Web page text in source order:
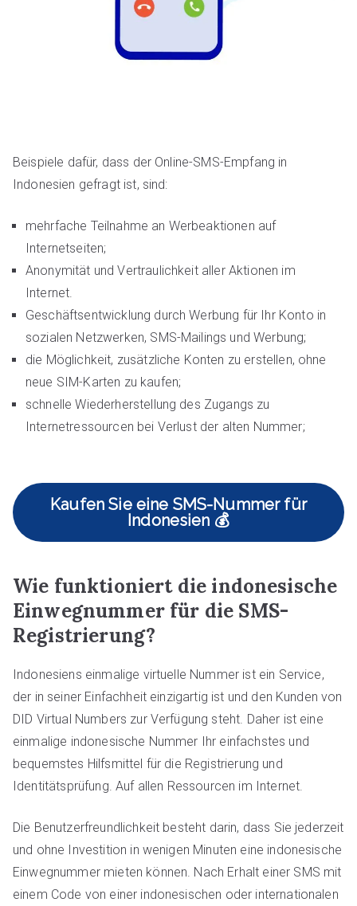
Beispiele dafür, dass der Online-SMS-Empfang in
Indonesien gefragt ist, sind:
mehrfache Teilnahme an Werbeaktionen auf
Internetseiten;
Anonymität und Vertraulichkeit aller Aktionen im
Internet.
Geschäftsentwicklung durch Werbung für Ihr Konto in
sozialen Netzwerken, SMS-Mailings und Werbung;
die Möglichkeit, zusätzliche Konten zu erstellen, ohne
neue SIM-Karten zu kaufen;
schnelle Wiederherstellung des Zugangs zu
Internetressourcen bei Verlust der alten Nummer;
Kaufen Sie eine SMS-Nummer für
Indonesien 💰
Wie funktioniert die indonesische
Einwegnummer für die SMS-
Registrierung?
Indonesiens einmalige virtuelle Nummer ist ein Service,
der in seiner Einfachheit einzigartig ist und den Kunden von
DID Virtual Numbers zur Verfügung steht. Daher ist eine
einmalige indonesische Nummer Ihr einfachstes und
bequemstes Hilfsmittel für die Registrierung und
Identitätsprüfung. Auf allen Ressourcen im Internet.
Die Benutzerfreundlichkeit besteht darin, dass Sie jederzeit
und ohne Investition in wenigen Minuten eine indonesische
Einwegnummer mieten können. Nach Erhalt einer SMS mit
einem Code von einer indonesischen oder internationalen